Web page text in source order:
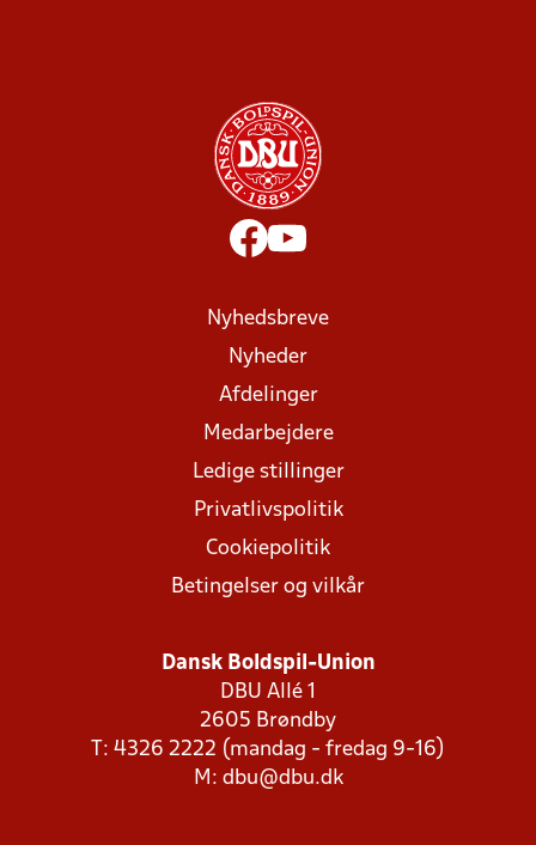
Nyhedsbreve
Nyheder
Afdelinger
Medarbejdere
Ledige stillinger
Privatlivspolitik
Cookiepolitik
Betingelser og vilkår
Dansk Boldspil-Union
DBU Allé 1
2605 Brøndby
T: 4326 2222 (mandag - fredag 9-16)
M: dbu@dbu.dk